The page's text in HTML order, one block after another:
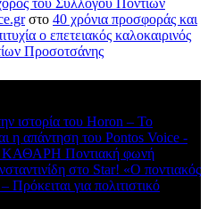
του Συλλόγου Ποντίων
στο 40 χρόνια προσφοράς και
ο επετειακός καλοκαιρινός
Προσοτσάνης
ιστορία του Horon – Το
η απάντηση του Pontos Voice -
ΚΑΘΑΡΗ Ποντιακή φωνή
στο Star! «Ο ποντιακός
Πρόκειται για πολιτιστικό